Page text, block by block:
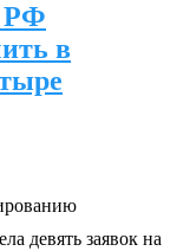
РФ
в
девять заявок на